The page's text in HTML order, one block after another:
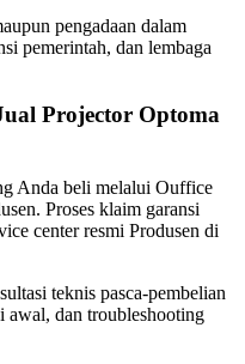
pengadaan dalam
pemerintah, dan lembaga
Projector Optoma
Anda beli melalui Ouffice
Proses klaim garansi
center resmi Produsen di
teknis pasca-pembelian
awal, dan troubleshooting